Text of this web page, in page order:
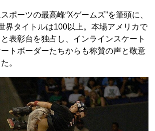
ポーツの最高峰“Xゲームズ”を筆頭に、
界タイトルは100以上。本場アメリカで
表彰台を独占し、インラインスケート
トボーダーたちからも称賛の声と敬意
。